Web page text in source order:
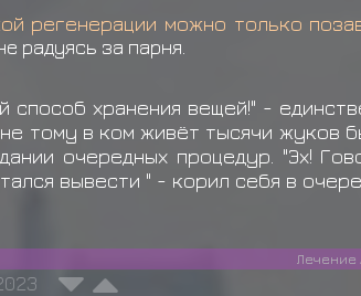
регенерации можно только
радуясь за парня.
способ хранения вещей!" -
тому в ком живёт тысячи жуков
очередных процедур. "Эх!
вывести " - корил себя в
Лечение